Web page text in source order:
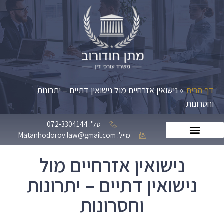
דף הבית»נישואין אזרחיים מול נישואין דתיים – יתרונות
וחסרונות
טל': 072-3304144
מייל: Matanhodorov.law@gmail.com
נישואין אזרחיים מול
נישואין דתיים – יתרונות
וחסרונות